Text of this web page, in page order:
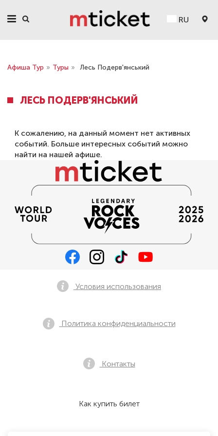
RU
Афиша Тур » Туры » Лесь Подерв'янський
ЛЕСЬ ПОДЕРВ'ЯНСЬКИЙ
К сожалению, на данный момент нет активных
событий. Больше интересных событий можно
найти на нашей афише.
Условия использования
Политика конфиденциальности
Контакты
Как купить билет